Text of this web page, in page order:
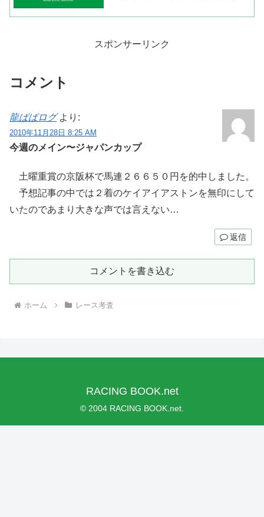
スポンサーリンク
コメント
龍ぱぱログ より:
2010年11月28日 8:25 AM
今週のメイン〜ジャパンカップ
土曜重賞の京阪杯で馬連２６６５０円を的中しました。
予想記事の中では２着のケイアイアストンを無印にして
いたのであまり大きな声では言えない…
返信
コメントを書き込む
ホーム レース考査
RACING BOOK.net
© 2004 RACING BOOK.net.